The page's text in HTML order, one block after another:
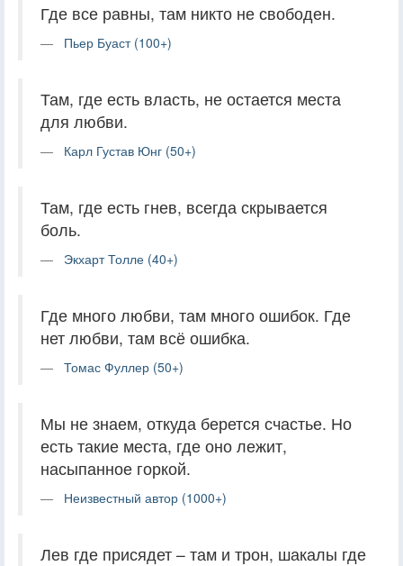
Где все равны, там никто не свободен.
Пьер Буаст (100+)
Там, где есть власть, не остается места
для любви.
Карл Густав Юнг (50+)
Там, где есть гнев, всегда скрывается
боль.
Экхарт Толле (40+)
Где много любви, там много ошибок. Где
нет любви, там всё ошибка.
Томас Фуллер (50+)
Мы не знаем, откуда берется счастье. Но
есть такие места, где оно лежит,
насыпанное горкой.
Неизвестный автор (1000+)
Лев где присядет – там и трон, шакалы где